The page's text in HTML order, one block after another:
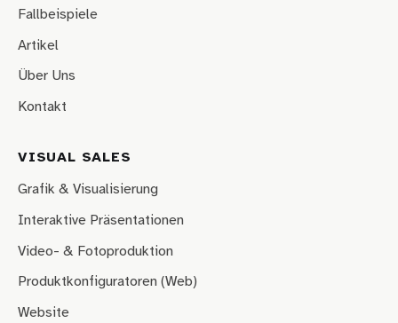
Fallbeispiele
Artikel
Über Uns
Kontakt
VISUAL SALES
Grafik & Visualisierung
Interaktive Präsentationen
Video- & Fotoproduktion
Produktkonfiguratoren (Web)
Website